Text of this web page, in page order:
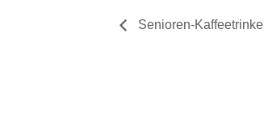
Senioren-